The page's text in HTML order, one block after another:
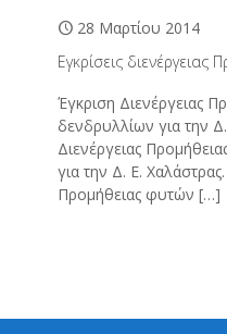
28 Μαρτίου 2014
Εγκρίσεις διενέργειας
Έγκριση Διενέργειας
δενδρυλλίων για την
Διενέργειας
για την Δ. Ε.
Προμήθειας φυτών […]